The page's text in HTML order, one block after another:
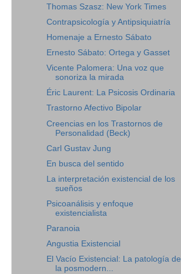
Thomas Szasz: New York Times
Contrapsicología y Antipsiquiatría
Homenaje a Ernesto Sábato
Ernesto Sábato: Ortega y Gasset
Vicente Palomera: Una voz que
sonoriza la mirada
Éric Laurent: La Psicosis Ordinaria
Trastorno Afectivo Bipolar
Creencias en los Trastornos de
Personalidad (Beck)
Carl Gustav Jung
En busca del sentido
La interpretación existencial de los
sueños
Psicoanálisis y enfoque
existencialista
Paranoia
Angustia Existencial
El Vacío Existencial: La patología de
la posmodern...